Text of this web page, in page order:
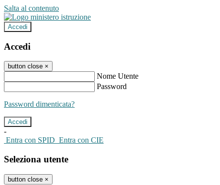
Salta al contenuto
Accedi
Accedi
button close ×
Nome Utente
Password
Password dimenticata?
-
Entra con SPID Entra con CIE
Seleziona utente
button close ×